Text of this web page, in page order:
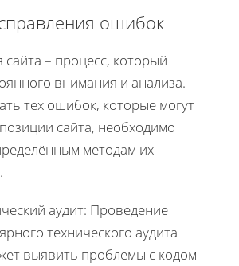
ошибок
– процесс, который
внимания и анализа.
тех ошибок, которые могут
сайта, необходимо
методам их
аудит: Проведение
технического аудита
выявить проблемы с кодом